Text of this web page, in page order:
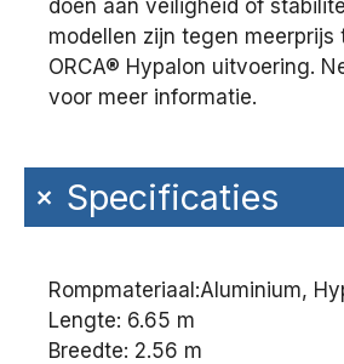
doen aan veiligheid of
modellen zijn tegen meerprijs
ORCA® Hypalon uitvoering.
voor meer informatie.
+Specificaties
Rompmateriaal:Aluminium,
Lengte: 6.65 m
Breedte: 2.56 m